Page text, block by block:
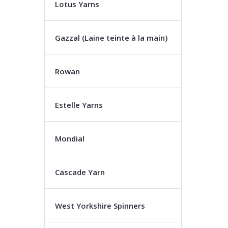
Lotus Yarns
Gazzal (Laine teinte à la main)
Rowan
Estelle Yarns
Mondial
Cascade Yarn
West Yorkshire Spinners